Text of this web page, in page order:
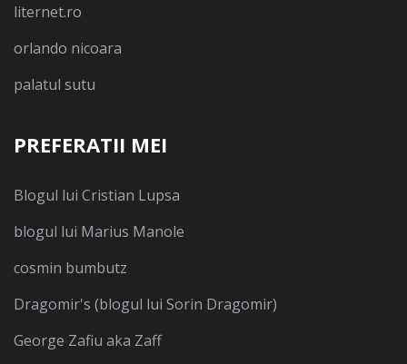
liternet.ro
orlando nicoara
palatul sutu
PREFERATII MEI
Blogul lui Cristian Lupsa
blogul lui Marius Manole
cosmin bumbutz
Dragomir's (blogul lui Sorin Dragomir)
George Zafiu aka Zaff